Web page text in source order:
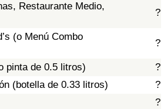
Restaurante Medio,
?
(o Menú Combo
?
pinta de 0.5 litros)
?
(botella de 0.33 litros)
?
?
por país por País
por país
de Criminalidad